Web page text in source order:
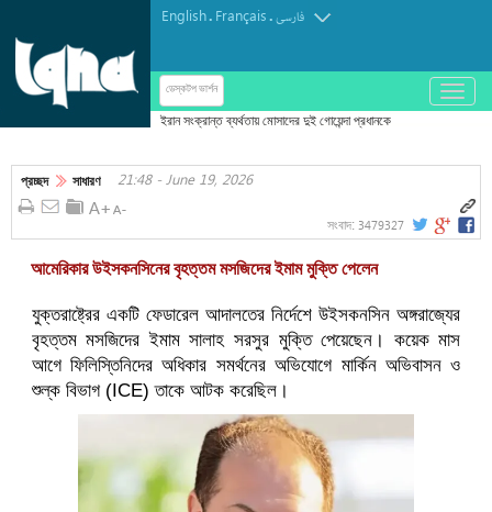
English. Français.فارسی
ডেস্কটপ ভার্শন
باز
و
کردن
প্রচ্ছদ সাধারণ 21:48 - June 19, 2026
সংবাদ: 3479327
আমেরিকার উইসকনসিনের বৃহত্তম মসজিদের ইমাম মুক্তি পেলেন
যুক্তরাষ্ট্রের একটি ফেডারেল আদালতের নির্দেশে উইসকনসিন অঙ্গরাজ্যের
বৃহত্তম মসজিদের ইমাম সালাহ সরসুর মুক্তি পেয়েছেন। কয়েক মাস
আগে ফিলিস্তিনিদের অধিকার সমর্থনের অভিযোগে মার্কিন অভিবাসন ও
শুল্ক বিভাগ (ICE) তাকে আটক করেছিল।